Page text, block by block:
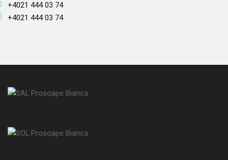
+4021 444 03 74
+4021 444 03 74